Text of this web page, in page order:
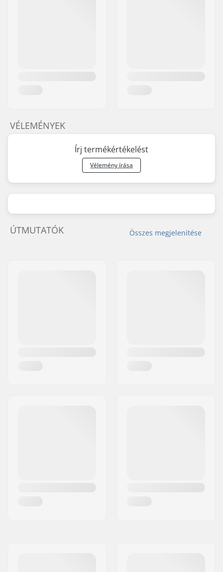
VÉLEMÉNYEK
Írj termékértékelést
Vélemény írása
Összes megjelenítése
ÚTMUTATÓK